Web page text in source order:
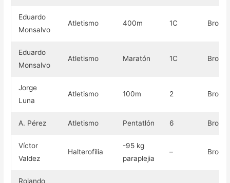
Eduardo
Monsalvo
Atletismo 400m 1C
Eduardo
Monsalvo
Atletismo Maratón 1C
Jorge
Luna
Atletismo 100m 2
A. Pérez Atletismo Pentatlón 6
Víctor
Valdez
Halterofilia
-95 kg
paraplejia
–
Rolando